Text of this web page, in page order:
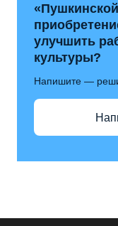
улучшить
культуры?
Напишите —